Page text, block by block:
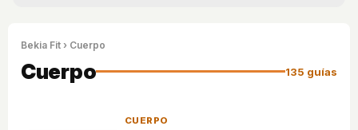
Bekia Fit › Cuerpo
Cuerpo 135 guías
CUERPO